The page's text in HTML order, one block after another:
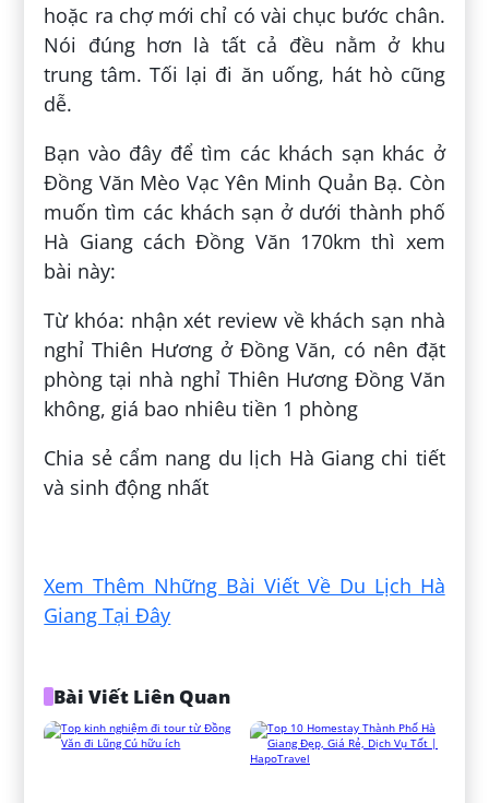
hoặc ra chợ mới chỉ có vài chục bước chân.
Nói đúng hơn là tất cả đều nằm ở khu
trung tâm. Tối lại đi ăn uống, hát hò cũng
dễ.
Bạn vào đây để tìm các khách sạn khác ở
Đồng Văn Mèo Vạc Yên Minh Quản Bạ. Còn
muốn tìm các khách sạn ở dưới thành phố
Hà Giang cách Đồng Văn 170km thì xem
bài này:
Từ khóa: nhận xét review về khách sạn nhà
nghỉ Thiên Hương ở Đồng Văn, có nên đặt
phòng tại nhà nghỉ Thiên Hương Đồng Văn
không, giá bao nhiêu tiền 1 phòng
Chia sẻ cẩm nang du lịch Hà Giang chi tiết
và sinh động nhất
Xem Thêm Những Bài Viết Về Du Lịch Hà
Giang Tại Đây
Bài Viết Liên Quan